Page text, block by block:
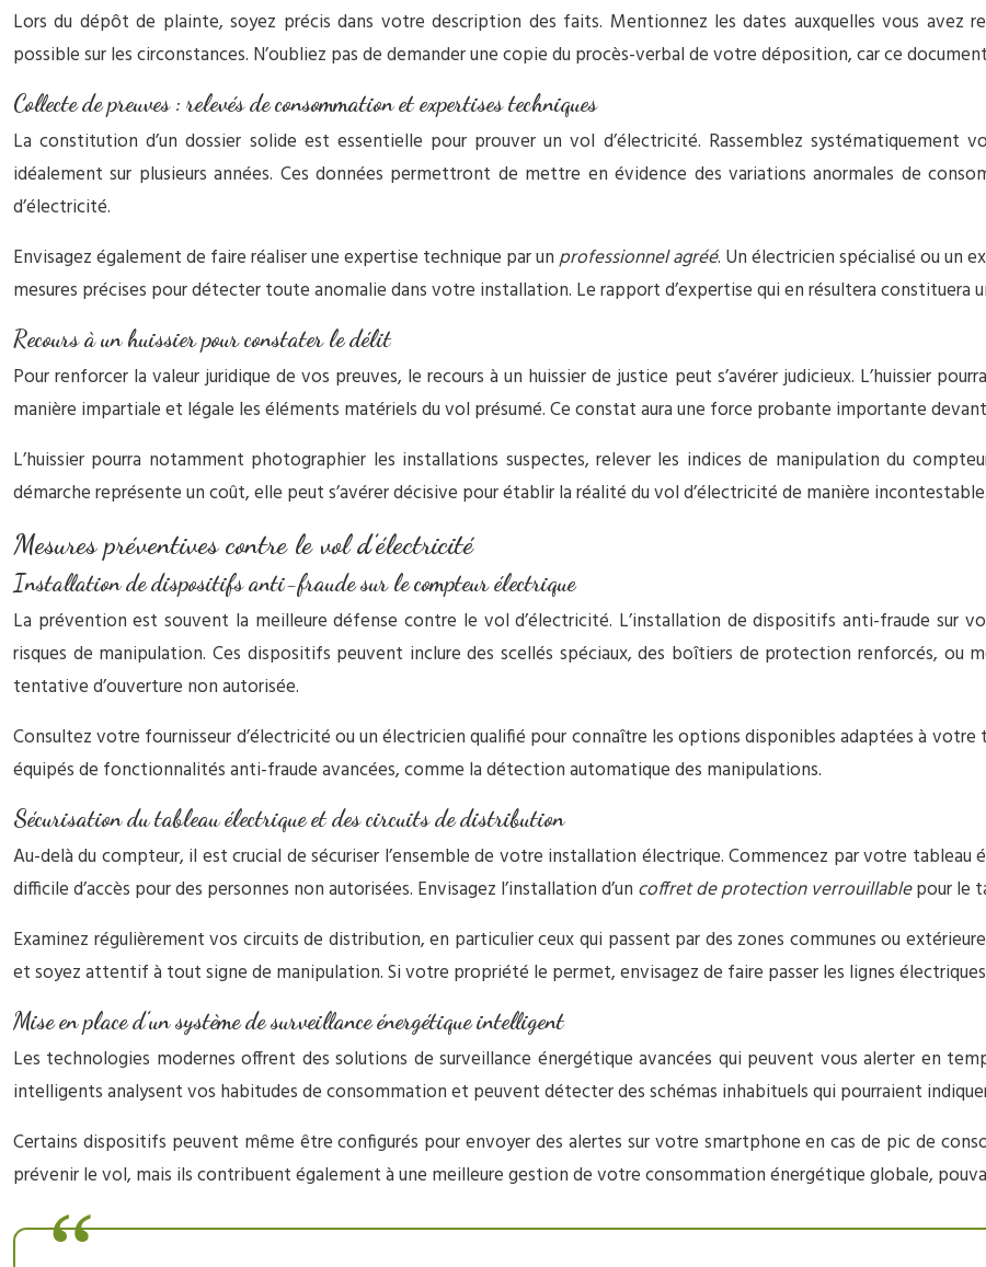
Lors du dépôt de plainte, soyez précis dans votre description des faits. Mentionnez les dates auxquelles vous avez
possible sur les circonstances. N’oubliez pas de demander une copie du procès-verbal de votre déposition, car ce
Collecte de preuves : relevés de consommation et expertises techniques
La constitution d’un dossier solide est essentielle pour prouver un vol d’électricité. Rassemblez systématiquement
idéalement sur plusieurs années. Ces données permettront de mettre en évidence des variations anormales de
d’électricité.
Envisagez également de faire réaliser une expertise technique par unprofessionnel agréé. Un électricien spécialisé ou un
mesures précises pour détecter toute anomalie dans votre installation. Le rapport d’expertise qui en résultera constituera
Recours à un huissier pour constater le délit
Pour renforcer la valeur juridique de vos preuves, le recours à un huissier de justice peut s’avérer judicieux. L’huissier
manière impartiale et légale les éléments matériels du vol présumé. Ce constat aura une force probante importante
L’huissier pourra notamment photographier les installations suspectes, relever les indices de manipulation du
démarche représente un coût, elle peut s’avérer décisive pour établir la réalité du vol d’électricité de manière incontestable.
Mesures préventives contre le vol d’électricité
Installation de dispositifs anti-fraude sur le compteur électrique
La prévention est souvent la meilleure défense contre le vol d’électricité. L’installation de dispositifs anti-fraude sur
risques de manipulation. Ces dispositifs peuvent inclure des scellés spéciaux, des boîtiers de protection renforcés, ou
tentative d’ouverture non autorisée.
Consultez votre fournisseur d’électricité ou un électricien qualifié pour connaître les options disponibles adaptées à
équipés de fonctionnalités anti-fraude avancées, comme la détection automatique des manipulations.
Sécurisation du tableau électrique et des circuits de distribution
Au-delà du compteur, il est crucial de sécuriser l’ensemble de votre installation électrique. Commencez par votre tableau
difficile d’accès pour des personnes non autorisées. Envisagez l’installation d’un coffret de protection verrouillablepour le
Examinez régulièrement vos circuits de distribution, en particulier ceux qui passent par des zones communes ou
et soyez attentif à tout signe de manipulation. Si votre propriété le permet, envisagez de faire passer les lignes
Mise en place d’un système de surveillance énergétique intelligent
Les technologies modernes offrent des solutions de surveillance énergétique avancées qui peuvent vous alerter en
intelligents analysent vos habitudes de consommation et peuvent détecter des schémas inhabituels qui pourraient
Certains dispositifs peuvent même être configurés pour envoyer des alertes sur votre smartphone en cas de pic de
prévenir le vol, mais ils contribuent également à une meilleure gestion de votre consommation énergétique globale,